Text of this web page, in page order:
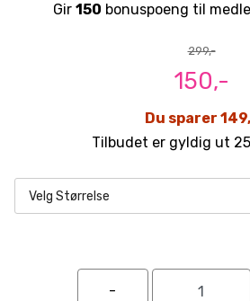
Gir 150 bonuspoeng til
299,-
150,-
Du sparer
Tilbudet er gyldig ut
Velg Størrelse